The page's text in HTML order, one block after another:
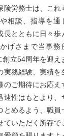
険労務士は、これ
相談、指導を通
長とともに日々歩
げさまで当事務
創立54周年を迎え
実務経験、実績を
のご期待にお応え
速性はもとより、
とめるよう、職員
ていただく所存で